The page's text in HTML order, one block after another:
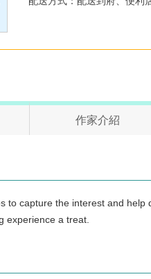
作家介紹
to capture the interest and
experience a treat.